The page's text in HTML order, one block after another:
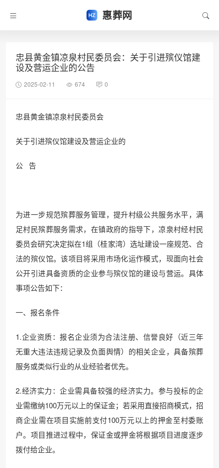
惠葬网
忠县黄金镇凉泉村民委员会：关于引进殡仪馆建
设及营运企业的公告
2025-02-11 674 0
忠县黄金镇凉泉村民委员会
关于引进殡仪馆建设及营运企业的
公 告
为进一步规范殡葬服务管理，提升村级公共服务水平，满
足村民殡葬服务需求，在镇政府的指导下，凉泉村经村民
委员会研究决定拟在1组（桂家湾）选址建设一座规范、合
法的殡仪馆。该项目将采用市场化运作模式，现面向社会
公开引进具备资质的企业参与殡仪馆的建设与营运。具体
事项公告如下：
一、报名条件
1.企业资质：报名企业须为合法注册、信誉良好（近三年
无重大违法违规记录及负面舆情）的相关企业，具备殡葬
服务或类似行业的从业经验者优先。
2.经济实力：企业需具备较强的经济实力。参与投标的企
业需缴纳100万元以上的保证金；若采用直接招商模式，招
商企业需在项目实施前支付100万元以上的押金至村委账
户。项目推进过程中，保证金或押金将根据项目进度逐步
拨付给企业。